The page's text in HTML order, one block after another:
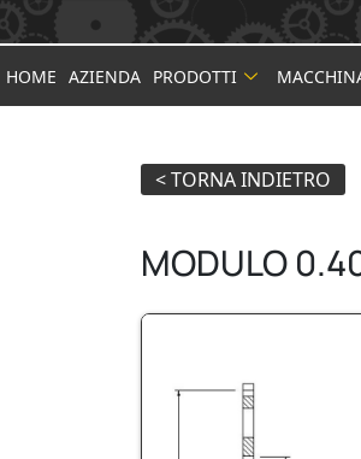
HOME AZIENDA PRODOTTI
MODULO